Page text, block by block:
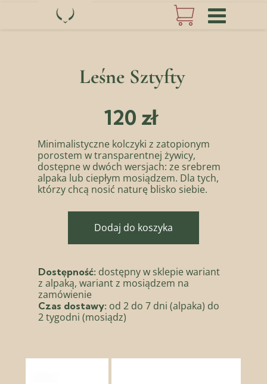
Leśne Sztyfty
120 zł
Minimalistyczne kolczyki z zatopionym
porostem w transparentnej żywicy,
dostępne w dwóch wersjach: ze srebrem
alpaka lub ciepłym mosiądzem. Dla tych,
którzy chcą nosić naturę blisko siebie.
Dodaj do koszyka
Dostępność: dostępny w sklepie wariant
z alpaką, wariant z mosiądzem na
zamówienie
Czas dostawy: od 2 do 7 dni (alpaka) do
2 tygodni (mosiądz)